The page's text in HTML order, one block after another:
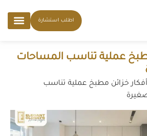
اطلب استشارة
مطبخ عملية تناسب المساحات
10 أفكار خزائن مطبخ عملية تناسب